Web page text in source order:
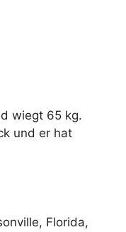
wiegt 65 kg.
und er hat
Florida,